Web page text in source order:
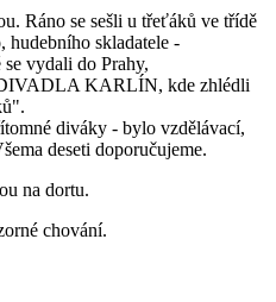
Ráno se sešli u třeťáků ve třídě
hudebního skladatele -
vydali do Prahy,
KARLÍN, kde zhlédli
diváky - bylo vzdělávací,
deseti doporučujeme.
na dortu.
chování.